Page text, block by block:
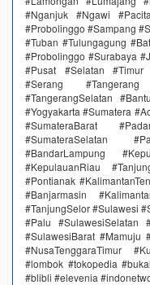
#Nganjuk #Ngawi
#Probolinggo #Sampang
#Tuban #Tulungagung
#Probolinggo #Surabaya
#Pusat #Selatan
#Serang
#TangerangSelatan
#Yogyakarta #Sumatera
#SumateraBarat
#SumateraSelatan
#BandarLampung
#KepulauanRiau
#Pontianak
#Banjarmasin
#TanjungSelor #Sulawesi
#Palu #SulawesiSelatan
#SulawesiBarat #Mamuju
#NusaTenggaraTimur
#lombok #tokopedia
#blibli #elevenia